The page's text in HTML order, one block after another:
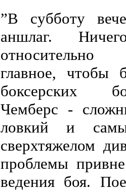
”В субботу
аншлаг.
главное, чтобы
боксерских
Чемберс -
ловкий и
сверхтяжелом
проблемы
ведения боя.